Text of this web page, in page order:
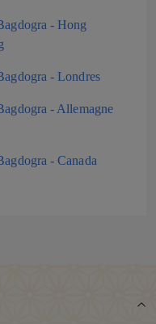
- Hong
- Londres
- Allemagne
- Canada